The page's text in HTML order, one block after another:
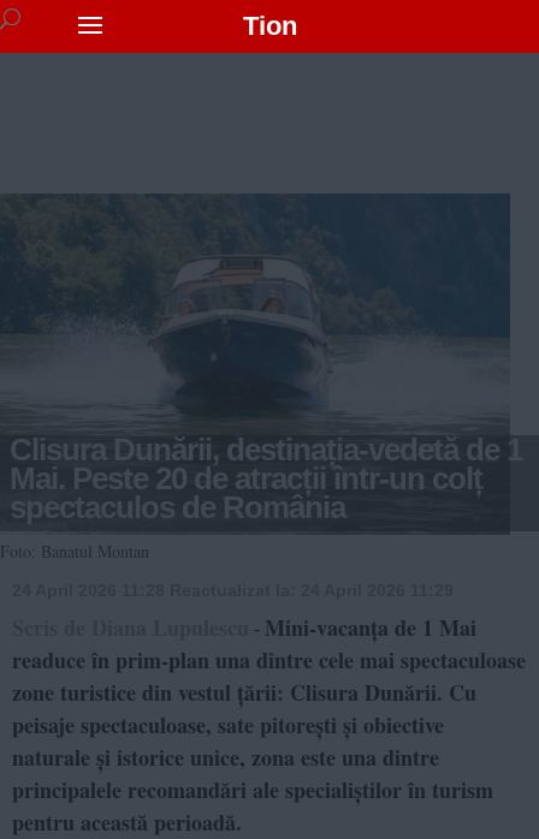
Tion
Clisura Dunării, destinația-vedetă de 1
Mai. Peste 20 de atracții într-un colț
spectaculos de România
Foto: Banatul Montan
- Mini-vacanța de 1 Mai
readuce în prim-plan una dintre cele mai spectaculoase
zone turistice din vestul țării: Clisura Dunării. Cu
peisaje spectaculoase, sate pitorești și obiective
naturale și istorice unice, zona este una dintre
principalele recomandări ale specialiștilor în turism
pentru această perioadă.